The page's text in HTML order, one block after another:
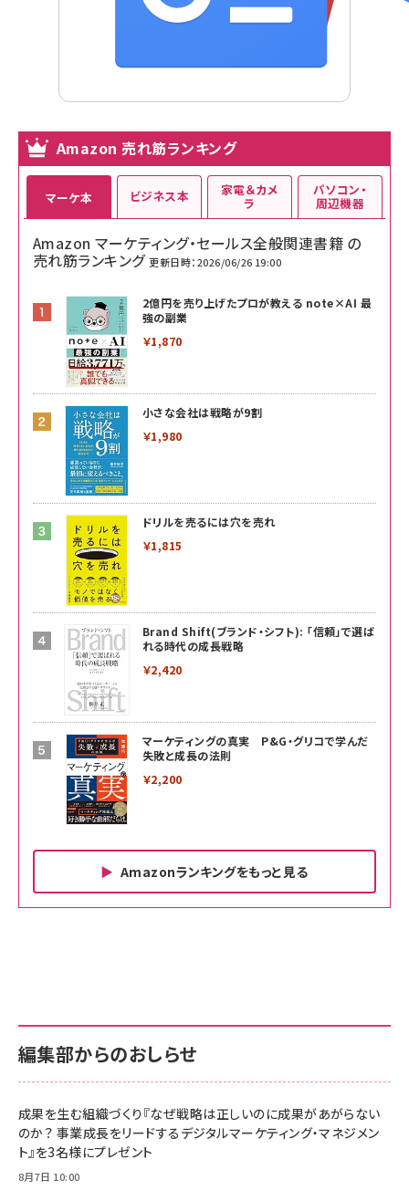
Amazon 売れ筋ランキング
マーケ本
Amazon マーケティング・セールス全般関連書籍 の
売れ筋ランキング 更新日時：2026/06/26 19:00
2億円を売り上げたプロが教える note×AI 最
強の副業
￥1,870
小さな会社は戦略が9割
￥1,980
ドリルを売るには穴を売れ
￥1,815
Brand Shift(ブランド・シフト): 「信頼」で選ば
れる時代の成長戦略
￥2,420
マーケティングの真実 P&G・グリコで学んだ
失敗と成長の法則
￥2,200
Amazonランキングをもっと見る
ビジネス本
￥880
anan(アンアン)2026/06/24号 No.2500増刊
スペシャルエディション[王道エンタメの矜持／
￥1,100
anan(アンアン)2026/07/08号 No.2502[2026
家電＆カメ
ラ
サポート正規品 メーカー保証5年 KLMEA128G
NIMASO ガラスフィルム iPhone 17 用 保護フィ
すい ガイド枠付き いPhone17 (6.3インチ) 対応
2枚セット DSP25F1698
￥1,599
パソコン・
周辺機器
サポート正規品 メーカー保証5年 KLMEA128G
Amazon eギフトカード - Amazonロゴ - クラ
￥5,000
Anker PowerLine III Flow USB-C & USB-C
編集部からのおしらせ
成果を生む組織づくり『なぜ戦略は正しいのに成果があがらない
のか？ 事業成長をリードするデジタルマーケティング・マネジメン
ト』を3名様にプレゼント
8月7日 10:00